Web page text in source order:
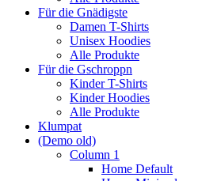
Für die Gnädigste
Damen T-Shirts
Unisex Hoodies
Alle Produkte
Für die Gschroppn
Kinder T-Shirts
Kinder Hoodies
Alle Produkte
Klumpat
(Demo old)
Column 1
Home Default